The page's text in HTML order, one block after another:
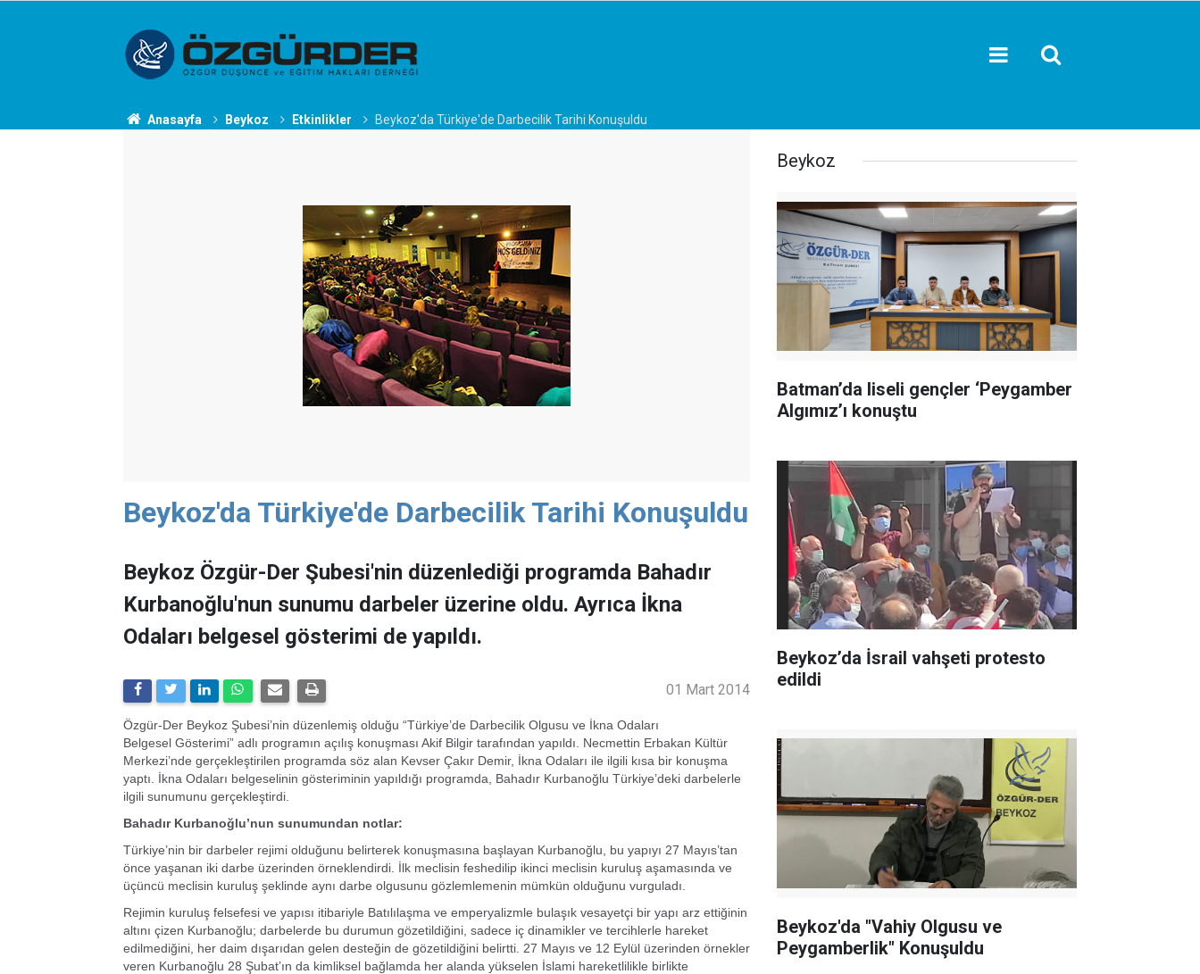
Anasayfa Beykoz Etkinlikler Beykoz'da Türkiye'de Darbecilik Tarihi Konuşuldu
Beykoz'da Türkiye'de Darbecilik Tarihi Konuşuldu
Beykoz Özgür-Der Şubesi'nin düzenlediği programda Bahadır
Kurbanoğlu'nun sunumu darbeler üzerine oldu. Ayrıca İkna
Odaları belgesel gösterimi de yapıldı.
01 Mart 2014
Özgür-Der Beykoz Şubesi’nin düzenlemiş olduğu “Türkiye’de Darbecilik Olgusu ve İkna Odaları
Belgesel Gösterimi” adlı programın açılış konuşması Akif Bilgir tarafından yapıldı. Necmettin Erbakan Kültür
Merkezi’nde gerçekleştirilen programda söz alan Kevser Çakır Demir, İkna Odaları ile ilgili kısa bir konuşma
yaptı. İkna Odaları belgeselinin gösteriminin yapıldığı programda, Bahadır Kurbanoğlu Türkiye’deki darbelerle
ilgili sunumunu gerçekleştirdi.
Bahadır Kurbanoğlu’nun sunumundan notlar:
Türkiye’nin bir darbeler rejimi olduğunu belirterek konuşmasına başlayan Kurbanoğlu, bu yapıyı 27 Mayıs’tan
önce yaşanan iki darbe üzerinden örneklendirdi. İlk meclisin feshedilip ikinci meclisin kuruluş aşamasında ve
üçüncü meclisin kuruluş şeklinde aynı darbe olgusunu gözlemlemenin mümkün olduğunu vurguladı.
Rejimin kuruluş felsefesi ve yapısı itibariyle Batılılaşma ve emperyalizmle bulaşık vesayetçi bir yapı arz ettiğinin
altını çizen Kurbanoğlu; darbelerde bu durumun gözetildiğini, sadece iç dinamikler ve tercihlerle hareket
edilmediğini, her daim dışarıdan gelen desteğin de gözetildiğini belirtti. 27 Mayıs ve 12 Eylül üzerinden örnekler
veren Kurbanoğlu 28 Şubat’ın da kimliksel bağlamda her alanda yükselen İslami hareketlilikle birlikte
Beykoz
Batman’da liseli gençler ‘Peygamber
Algımız’ı konuştu
Beykoz’da İsrail vahşeti protesto
edildi
Beykoz'da "Vahiy Olgusu ve
Peygamberlik" Konuşuldu